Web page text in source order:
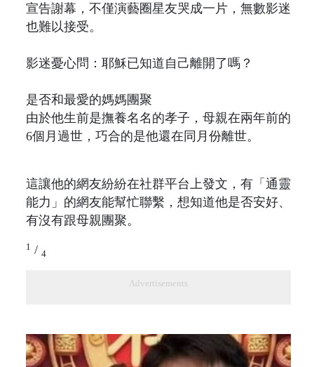
宣告謝幕，不僅演藝圈星友哭成一片，無數影迷
也難以接受。
影迷憂心問：耶穌已知道自己離開了嗎？
是否和最愛的媽媽團聚
由於他生前是撫養名名的孝子，母親在兩年前的
6個月過世，巧合的是他還在同月份離世。
這讓他的網友紛紛在社群平台上發文，有「通靈
能力」的網友能幫忙聯繫，想知道他是否安好、
有沒有跟母親團聚。
1 / 4
Advertisements